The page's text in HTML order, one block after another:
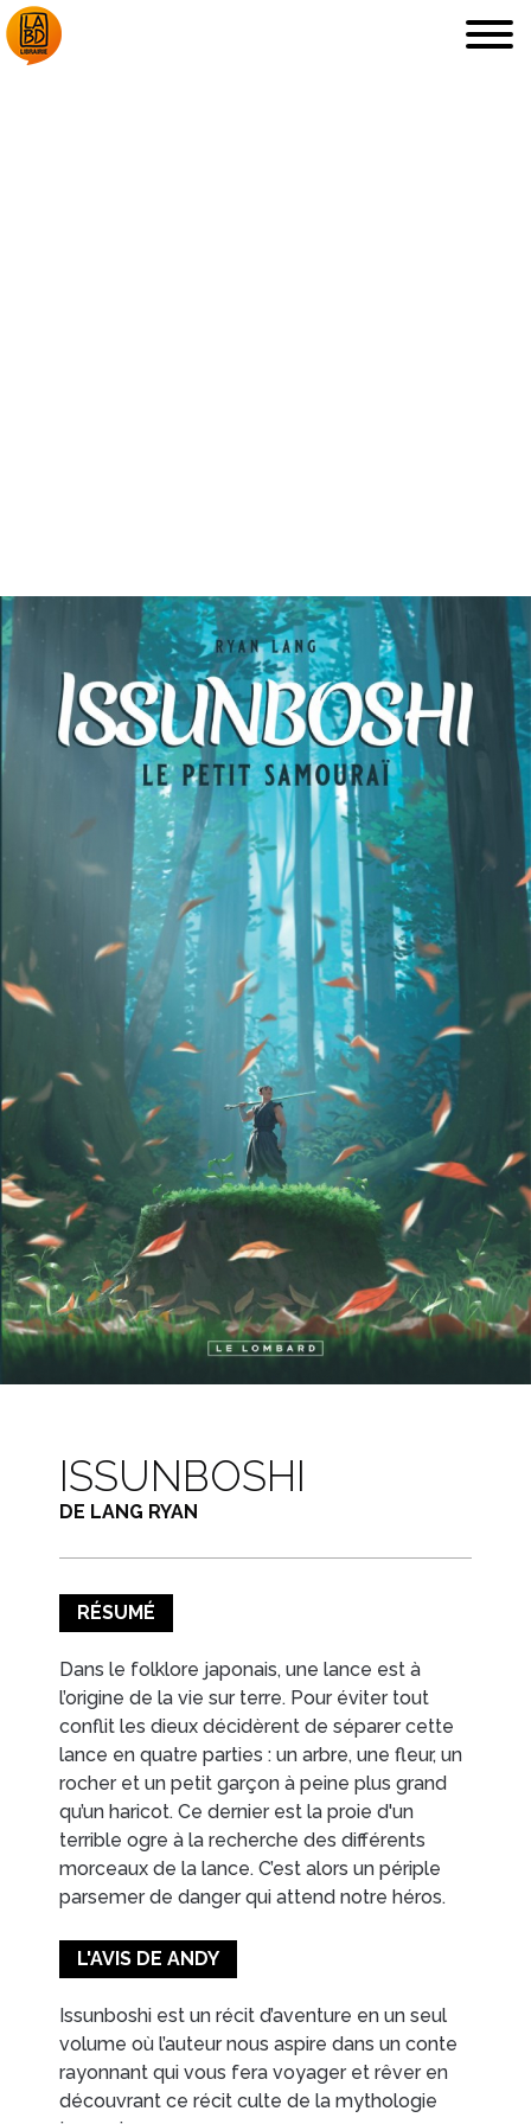
EN IMAGES CONTACTS/ACCÈS
ISSUNBOSHI
DE LANG RYAN
RÉSUMÉ
Dans le folklore japonais, une lance est à
l’origine de la vie sur terre. Pour éviter tout
conflit les dieux décidèrent de séparer cette
lance en quatre parties : un arbre, une fleur, un
rocher et un petit garçon à peine plus grand
qu’un haricot. Ce dernier est la proie d'un
terrible ogre à la recherche des différents
morceaux de la lance. C’est alors un périple
parsemer de danger qui attend notre héros.
L'AVIS DE ANDY
Issunboshi est un récit d’aventure en un seul
volume où l’auteur nous aspire dans un conte
rayonnant qui vous fera voyager et rêver en
découvrant ce récit culte de la mythologie